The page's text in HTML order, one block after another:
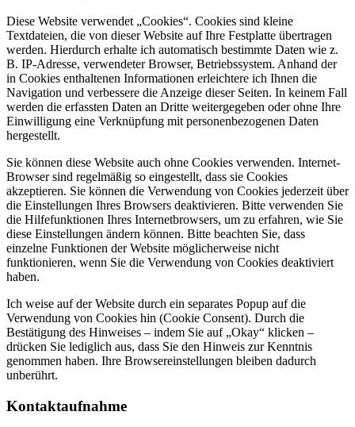
Diese Website verwendet „Cookies“. Cookies sind kleine
Textdateien, die von dieser Website auf Ihre Festplatte übertragen
werden. Hierdurch erhalte ich automatisch bestimmte Daten wie z.
B. IP-Adresse, verwendeter Browser, Betriebssystem. Anhand der
in Cookies enthaltenen Informationen erleichtere ich Ihnen die
Navigation und verbessere die Anzeige dieser Seiten. In keinem Fall
werden die erfassten Daten an Dritte weitergegeben oder ohne Ihre
Einwilligung eine Verknüpfung mit personenbezogenen Daten
hergestellt.
Sie können diese Website auch ohne Cookies verwenden. Internet-
Browser sind regelmäßig so eingestellt, dass sie Cookies
akzeptieren. Sie können die Verwendung von Cookies jederzeit über
die Einstellungen Ihres Browsers deaktivieren. Bitte verwenden Sie
die Hilfefunktionen Ihres Internetbrowsers, um zu erfahren, wie Sie
diese Einstellungen ändern können. Bitte beachten Sie, dass
einzelne Funktionen der Website möglicherweise nicht
funktionieren, wenn Sie die Verwendung von Cookies deaktiviert
haben.
Ich weise auf der Website durch ein separates Popup auf die
Verwendung von Cookies hin (Cookie Consent). Durch die
Bestätigung des Hinweises – indem Sie auf „Okay“ klicken –
drücken Sie lediglich aus, dass Sie den Hinweis zur Kenntnis
genommen haben. Ihre Browsereinstellungen bleiben dadurch
unberührt.
Kontaktaufnahme